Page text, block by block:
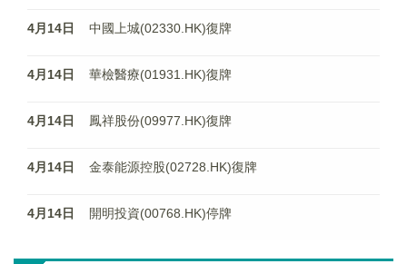
4月14日 中國上城(02330.HK)復牌
4月14日 華檢醫療(01931.HK)復牌
4月14日 鳳祥股份(09977.HK)復牌
4月14日 金泰能源控股(02728.HK)復牌
4月14日 開明投資(00768.HK)停牌